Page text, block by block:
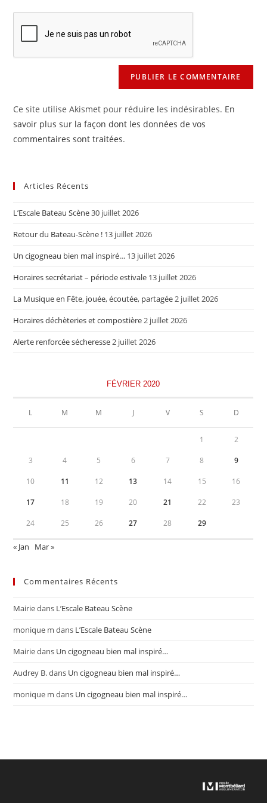
de
votre
site
(facultatif)
Ce site utilise Akismet pour réduire les indésirables. En
savoir plus sur la façon dont les données de vos
commentaires sont traitées.
Articles Récents
L’Escale Bateau Scène30 juillet 2026
Retour du Bateau-Scène ! 13 juillet 2026
Un cigogneau bien mal inspiré… 13 juillet 2026
Horaires secrétariat – période estivale 13 juillet 2026
La Musique en Fête, jouée, écoutée, partagée2 juillet 2026
Horaires déchèteries et compostière2 juillet 2026
Alerte renforcée sécheresse2 juillet 2026
FÉVRIER 2020
L M M J V S D
1 2
3 4 5 6 7 8 9
10 11 12 13 14 15 16
17 18 19 20 21 22 23
24 25 26 27 28 29
« Jan Mar »
Commentaires Récents
Mairiedans L’Escale Bateau Scène
monique m dans L’Escale Bateau Scène
Mairiedans Un cigogneau bien mal inspiré…
Audrey B.dans Un cigogneau bien mal inspiré…
monique m dans Un cigogneau bien mal inspiré…